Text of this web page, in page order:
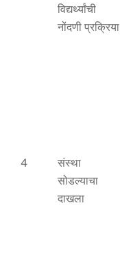
विद्यर्थ्यांची
नोंदणी प्रक्रिया
4
संस्था
सोडल्याचा
दाखला